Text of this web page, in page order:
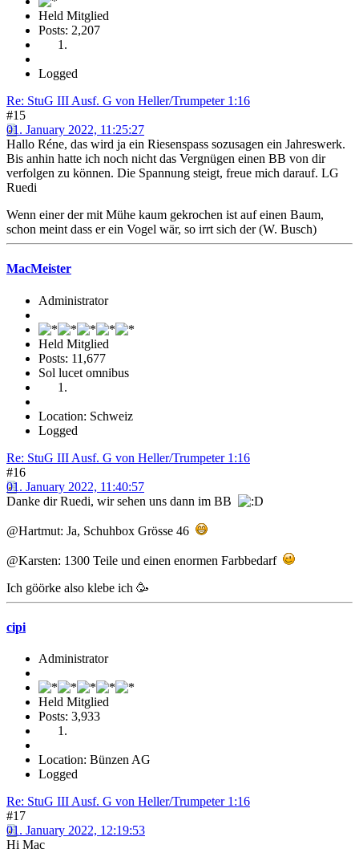
Held Mitglied
Posts: 2,207
Logged
Re: StuG III Ausf. G von Heller/Trumpeter 1:16
#15
01. January 2022, 11:25:27
Hallo Réne, das wird ja ein Riesenspass sozusagen ein Jahreswerk.
Bis anhin hatte ich noch nicht das Vergnügen einen BB von dir
verfolgen zu können. Die Spannung steigt, freue mich darauf. LG
Ruedi
Wenn einer der mit Mühe kaum gekrochen ist auf einen Baum,
schon meint dass er ein Vogel wär, so irrt sich der (W. Busch)
MacMeister
Administrator
Held Mitglied
Posts: 11,677
Sol lucet omnibus
Location: Schweiz
Logged
Re: StuG III Ausf. G von Heller/Trumpeter 1:16
#16
01. January 2022, 11:40:57
Danke dir Ruedi, wir sehen uns dann im BB
@Hartmut: Ja, Schuhbox Grösse 46
@Karsten: 1300 Teile und einen enormen Farbbedarf
Ich göörke also klebe ich 🥳
cipi
Administrator
Held Mitglied
Posts: 3,933
Location: Bünzen AG
Logged
Re: StuG III Ausf. G von Heller/Trumpeter 1:16
#17
01. January 2022, 12:19:53
Hi Mac